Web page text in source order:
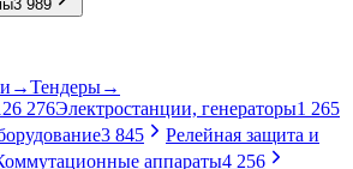
3 989
→Тендеры→
276Электростанции, генераторы1 265
3 845
Релейная защита и
аппараты4 256